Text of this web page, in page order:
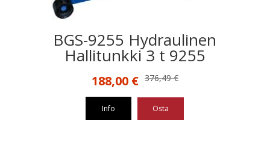
BGS-9255 Hydraulinen
Hallitunkki 3 t 9255
376,49€
Alkuperäinen
376,49 €.
188,00 €Nykyinen
188,00 €.
Info Osta